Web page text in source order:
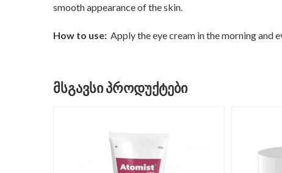
smooth appearance of the skin.
How to use: Apply the eye cream in the morning and
ᲛᲡᲒᲐᲕᲡᲘ ᲞᲠᲝᲓᲣᲥᲢᲔᲑᲘ